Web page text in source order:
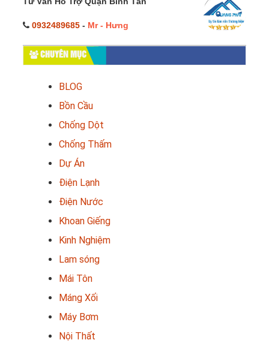
0932489685 - Mr - Hưng
CHUYÊN MỤC
BLOG
Bồn Cầu
Chống Dột
Chống Thấm
Dự Án
Điện Lạnh
Điện Nước
Khoan Giếng
Kinh Nghiệm
Lam sóng
Mái Tôn
Máng Xối
Máy Bơm
Nội Thất